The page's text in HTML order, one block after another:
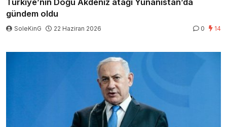
Türkiye’nin Doğu Akdeniz atağı Yunanistan’da
gündem oldu
SoleKinG 22 Haziran 2026 0 14